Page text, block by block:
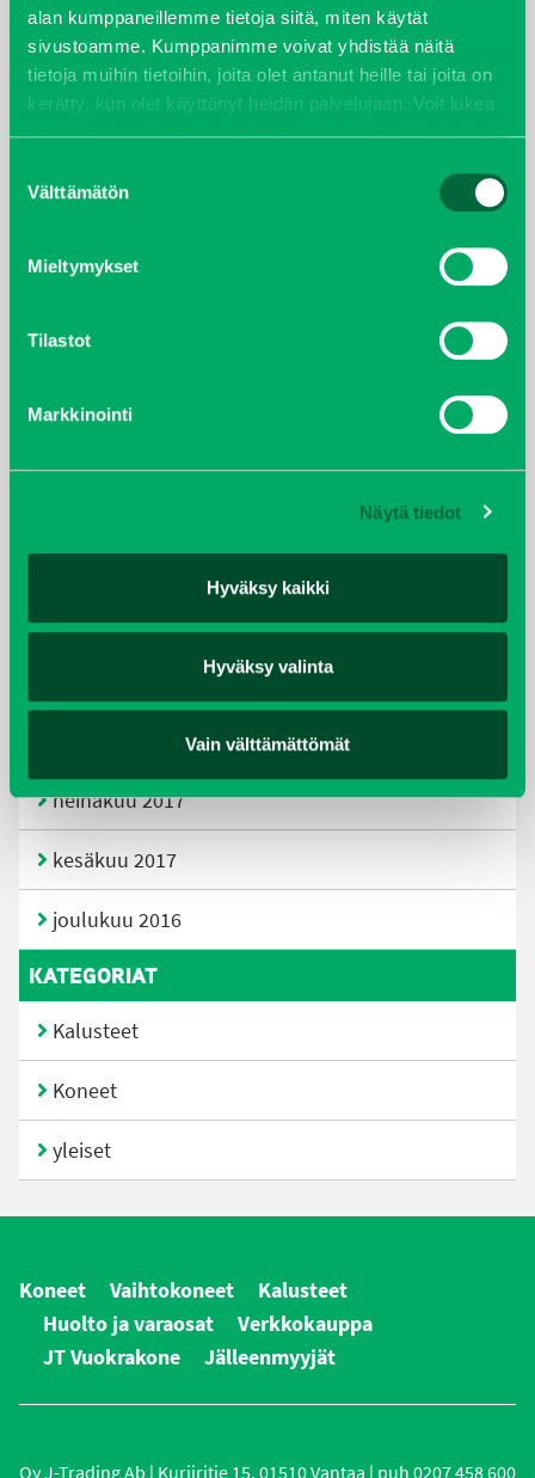
alan kumppaneillemme tietoja siitä, miten käytät
sivustoamme. Kumppanimme voivat yhdistää näitä
tietoja muihin tietoihin, joita olet antanut heille tai joita on
kerätty, kun olet käyttänyt heidän palvelujaan. Voit lukea
lisää evästeistä sekä muuttaa hyväksyntääsievästeet
valinta
Välttämätön
Mieltymykset
Tilastot
Markkinointi
Näytä tiedot
Hyväksy kaikki
Hyväksy valinta
Vain välttämättömät
huhtikuu 2022
helmikuu 2022
joulukuu 2021
lokakuu 2021
kesäkuu 2021
helmikuu 2019
elokuu 2018
heinäkuu 2017
kesäkuu 2017
joulukuu 2016
KATEGORIAT
Kalusteet
Koneet
yleiset
Koneet Vaihtokoneet
Kalusteet
Huolto ja varaosat
Verkkokauppa
JT Vuokrakone
Jälleenmyyjät
Oy J-Trading Ab | Kuriiritie 15, 01510 Vantaa | puh 0207 458 600